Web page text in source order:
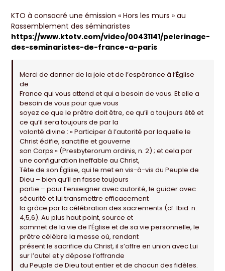
KTO à consacré une émission « Hors les murs » au
Rassemblement des séminaristes
https://www.ktotv.com/video/00431141/pelerinage-
des-seminaristes-de-france-a-paris
Merci de donner de la joie et de l’espérance à l’Église
de
France qui vous attend et qui a besoin de vous. Et elle a
besoin de vous pour que vous
soyez ce que le prêtre doit être, ce qu’il a toujours été et
ce qu’il sera toujours de par la
volonté divine : « Participer à l’autorité par laquelle le
Christ édifie, sanctifie et gouverne
son Corps » (Presbyterorum ordinis, n. 2) ; et cela par
une configuration ineffable au Christ,
Tête de son Église, qui le met en vis-à-vis du Peuple de
Dieu – bien qu’il en fasse toujours
partie – pour l’enseigner avec autorité, le guider avec
sécurité et lui transmettre efficacement
la grâce par la célébration des sacrements (cf. Ibid. n.
4,5,6). Au plus haut point, source et
sommet de la vie de l’Église et de sa vie personnelle, le
prêtre célèbre la messe où, rendant
présent le sacrifice du Christ, il s’offre en union avec Lui
sur l’autel et y dépose l’offrande
du Peuple de Dieu tout entier et de chacun des fidèles.